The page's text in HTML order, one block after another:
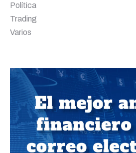
Política
Trading
Varios